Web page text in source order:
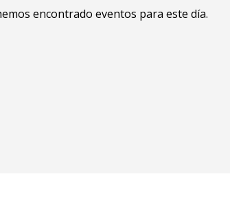
encontrado eventos para este día.